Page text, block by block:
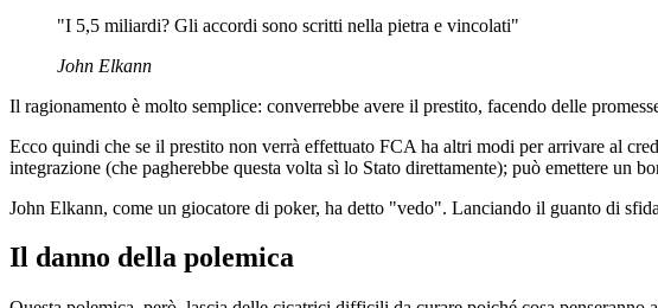
"I 5,5 miliardi? Gli accordi sono scritti nella pietra e vincolati"
John Elkann
Il ragionamento è molto semplice: converrebbe avere il prestito, facendo delle
Ecco quindi che se il prestito non verrà effettuato FCA ha altri modi per arrivare al
integrazione (che pagherebbe questa volta sì lo Stato direttamente); può emettere un
John Elkann, come un giocatore di poker, ha detto "vedo". Lanciando il guanto di
Il danno della polemica